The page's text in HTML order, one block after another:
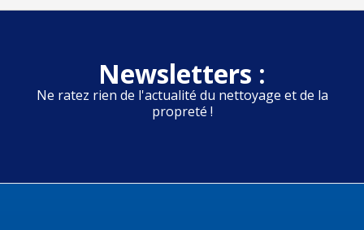
Newsletters :
Ne ratez rien de l'actualité du nettoyage et de la
propreté !